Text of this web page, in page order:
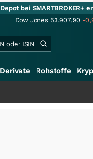
bei SMARTBROKER+
Dow Jones 53.907,90 -
Derivate Rohstoffe